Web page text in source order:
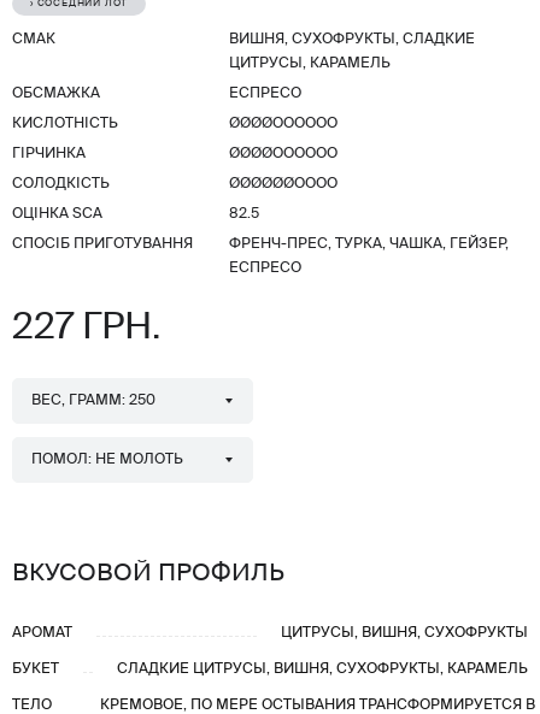
› СОСЕДНИЙ ЛОТ
СМАК
ВИШНЯ, СУХОФРУКТЫ, СЛАДКИЕ
ЦИТРУСЫ, КАРАМЕЛЬ
ОБСМАЖКА ЕСПРЕСО
КИСЛОТНІСТЬ ØØØØОООООО
ГІРЧИНКА ØØØØОООООО
СОЛОДКІСТЬ ØØØØØØОООО
ОЦІНКА SCA 82.5
СПОСІБ ПРИГОТУВАННЯ
ФРЕНЧ-ПРЕС, ТУРКА, ЧАШКА, ГЕЙЗЕР,
ЕСПРЕСО
227 ГРН.
ВЕС, ГРАММ: 250
ПОМОЛ: НЕ МОЛОТЬ
ВКУСОВОЙ ПРОФИЛЬ
АРОМАТ ЦИТРУСЫ, ВИШНЯ, СУХОФРУКТЫ
БУКЕТ СЛАДКИЕ ЦИТРУСЫ, ВИШНЯ, СУХОФРУКТЫ, КАРАМЕЛЬ
ТЕЛО КРЕМОВОЕ, ПО МЕРЕ ОСТЫВАНИЯ ТРАНСФОРМИРУЕТСЯ